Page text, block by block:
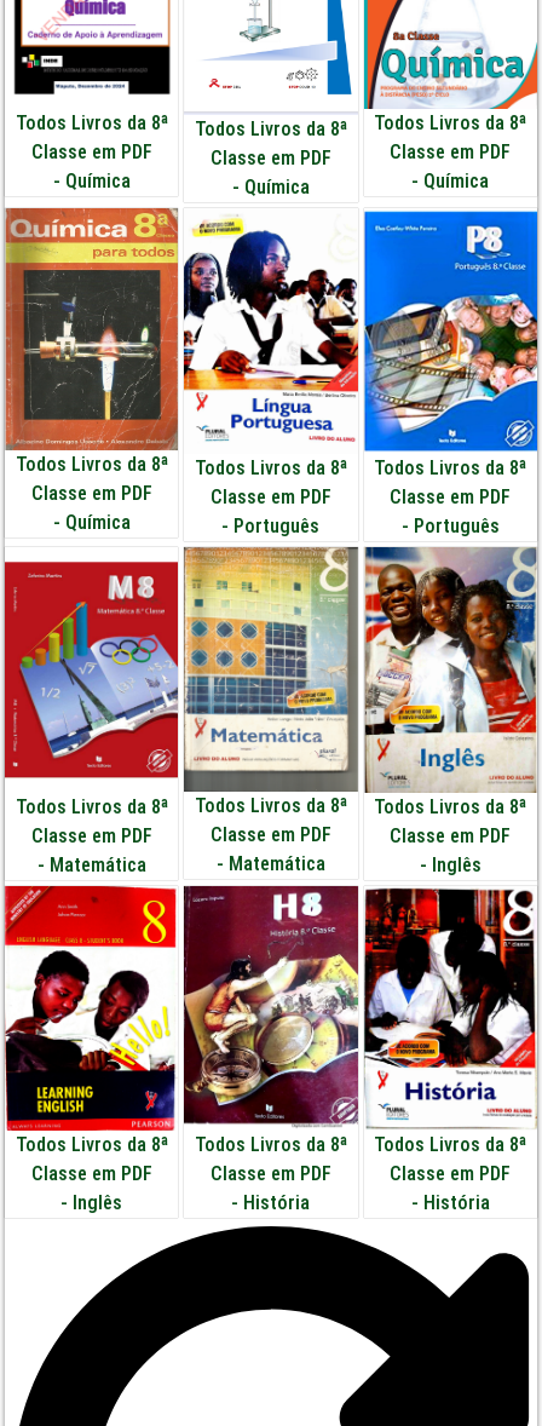
Todos Livros da 8ª
Classe em PDF
- Química
Todos Livros da 8ª
Classe em PDF
- Química
Todos Livros da 8ª
Classe em PDF
- Química
Todos Livros da 8ª
Classe em PDF
- Química
Todos Livros da 8ª
Classe em PDF
- Português
Todos Livros da 8ª
Classe em PDF
- Português
Todos Livros da 8ª
Classe em PDF
- Matemática
Todos Livros da 8ª
Classe em PDF
- Matemática
Todos Livros da 8ª
Classe em PDF
- Inglês
Todos Livros da 8ª
Classe em PDF
- Inglês
Todos Livros da 8ª
Classe em PDF
- História
Todos Livros da 8ª
Classe em PDF
- História